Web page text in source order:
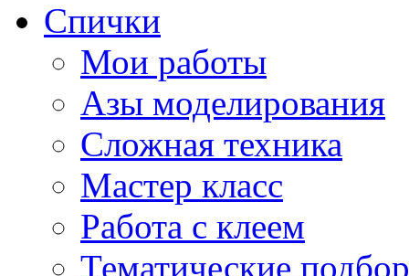
Спички
Мои работы
Азы моделирования
Сложная техника
Мастер класс
Работа с клеем
Тематические